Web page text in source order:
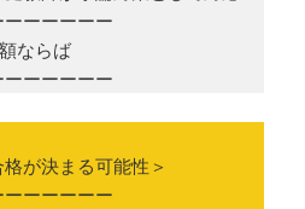
ーーーーー
ならば
ーーーーー
が決まる可能性＞
ーーーーー